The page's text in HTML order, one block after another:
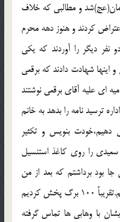
و مطالبي که خلاف
کردند و هنوز دهه محرم
نفر ديگر را آوردند که يکي
شهادت دادند که برقعي
اي عليه آقاي برقعي نوشتند
ترسيد نامه را بدهد به خانم
دهيم،خودت بنويس و تکثير
را روي کاغذ استنسيل
بود برداشتم که بعد از من
متوجه نشوند که عليه آقاي برقعي چيز نوشتيم.تقريباً 100 برگ پخش کرديم
با وهابي ها تماس گرفته